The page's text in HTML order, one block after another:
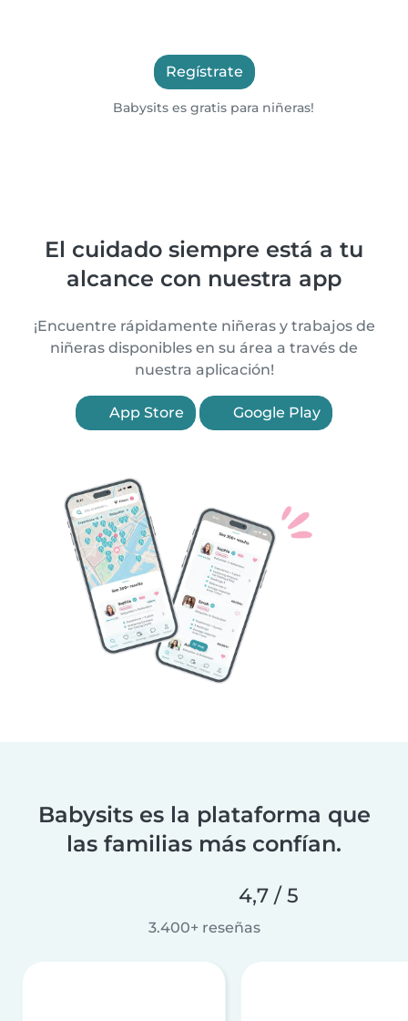
Regístrate
Babysits es gratis para niñeras!
El cuidado siempre está a tu
alcance con nuestra app
¡Encuentre rápidamente niñeras y trabajos de
niñeras disponibles en su área a través de
nuestra aplicación!
App Store Google Play
Babysits es la plataforma que
las familias más confían.
4,7 / 5
3.400+ reseñas